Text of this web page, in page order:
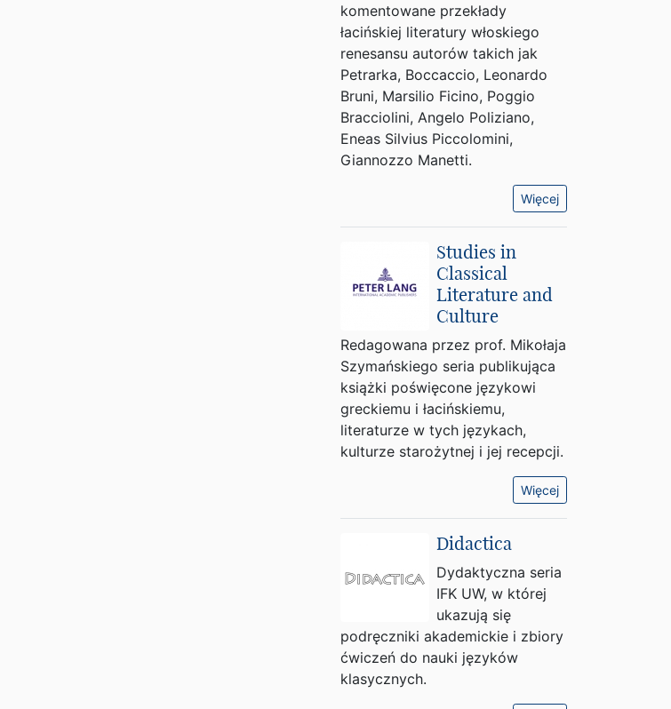
komentowane przekłady
łacińskiej literatury włoskiego
renesansu autorów takich jak
Petrarka, Boccaccio, Leonardo
Bruni, Marsilio Ficino, Poggio
Bracciolini, Angelo Poliziano,
Eneas Silvius Piccolomini,
Giannozzo Manetti.
Więcej
Studies in
Classical
Literature and
Culture
Redagowana przez prof. Mikołaja
Szymańskiego seria publikująca
książki poświęcone językowi
greckiemu i łacińskiemu,
literaturze w tych językach,
kulturze starożytnej i jej recepcji.
Więcej
Didactica
Dydaktyczna seria
IFK UW, w której
ukazują się
podręczniki akademickie i zbiory
ćwiczeń do nauki języków
klasycznych.